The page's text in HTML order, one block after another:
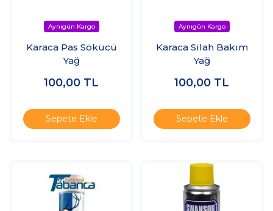
Karaca Pas Sökücü
Yağ
100,00 TL
Sepete Ekle
Karaca Silah Bakım
Yağ
100,00 TL
Sepete Ekle